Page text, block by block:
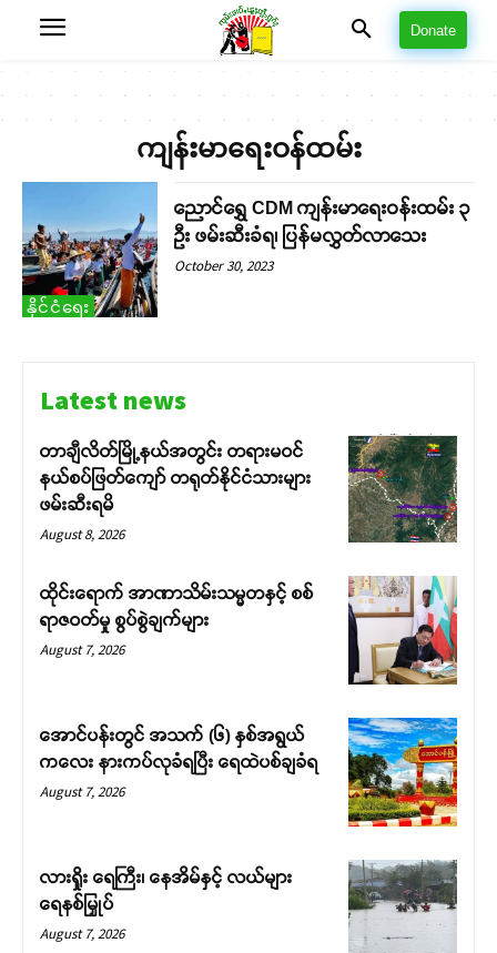
Donate
ကျန်းမာရေးဝန်ထမ်း
နိုင်ငံရေး
ညောင်ရွှေ CDM ကျန်းမာရေးဝန်းထမ်း ၃
ဦး ဖမ်းဆီးခံရ၊ ပြန်မလွှတ်လာသေး
October 30, 2023
Latest news
တာချီလိတ်မြို့နယ်အတွင်း တရားမဝင်
နယ်စပ်ဖြတ်ကျော် တရုတ်နိုင်ငံသားများ
ဖမ်းဆီးရမိ
August 8, 2026
ထိုင်းရောက် အာဏာသိမ်းသမ္မတနှင့် စစ်
ရာဇဝတ်မှု စွပ်စွဲချက်များ
August 7, 2026
အောင်ပန်းတွင် အသက် (၆) နှစ်အရွယ်
ကလေး နားကပ်လုခံရပြီး ရေထဲပစ်ချခံရ
August 7, 2026
လားရှိုး ရေကြီး၊ နေအိမ်နှင့် လယ်များ
ရေနစ်မြှုပ်
August 7, 2026